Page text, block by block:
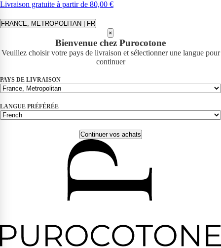
Livraison gratuite à partir de 80,00 €
FRANCE, METROPOLITAN | FR
×
Bienvenue chez Purocotone
Veuillez choisir votre pays de livraison et sélectionner une langue pour
continuer
PAYS DE LIVRAISON
LANGUE PRÉFÉRÉE
Continuer vos achats